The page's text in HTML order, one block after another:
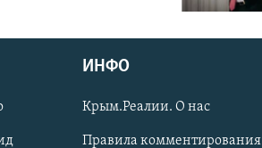
ИНФО
Крым.Реалии. О нас
Правила комментирования